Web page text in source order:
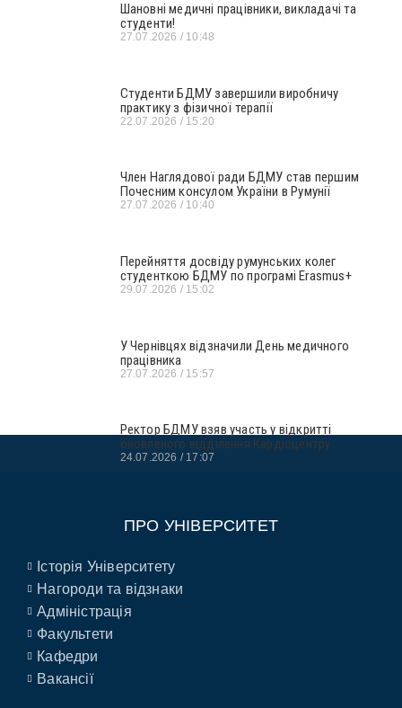
Шановні медичні працівники, викладачі та
студенти!
27.07.2026 10:48
Студенти БДМУ завершили виробничу
практику з фізичної терапії
22.07.2026 15:20
Член Наглядової ради БДМУ став першим
Почесним консулом України в Румунії
27.07.2026 10:40
Перейняття досвіду румунських колег
студенткою БДМУ по програмі Erasmus+
29.07.2026 15:02
У Чернівцях відзначили День медичного
працівника
27.07.2026 15:57
Ректор БДМУ взяв участь у відкритті
оновленого відділення Кардіоцентру
24.07.2026 17:07
ПРО УНІВЕРСИТЕТ
Історія Університету
Нагороди та відзнаки
Адміністрація
Факультети
Кафедри
Вакансії